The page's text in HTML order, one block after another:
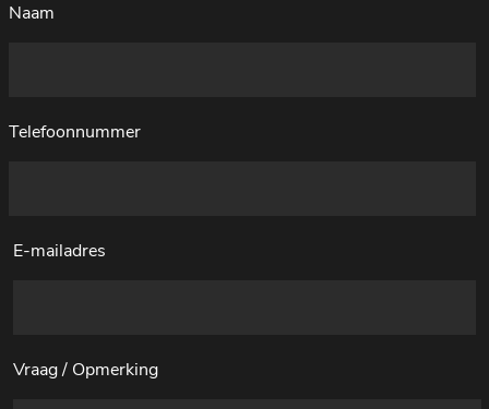
Naam
Telefoonnummer
E-mailadres
Vraag / Opmerking